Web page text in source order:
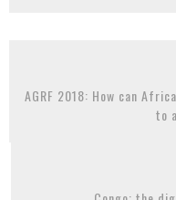
AGRF 2018: How can
to